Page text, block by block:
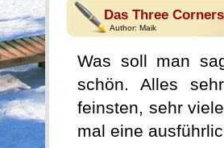
Das Three
Author: Maik
Was soll man
schön. Alles
feinsten, sehr
mal eine